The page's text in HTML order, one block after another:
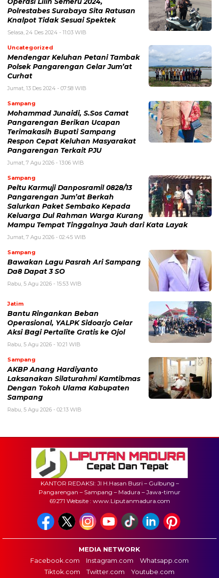
Polrestabes Surabaya Sita Ratusan
Knalpot Tidak Sesuai Spektek
Selasa, 24 Des 2024 - 11:03 WIB
Uncategorized
Mendengar Keluhan Petani Tambak
Polsek Pangarengan Gelar Jum’at
Curhat
Jumat, 13 Des 2024 - 07:58 WIB
Sampang
Mohammad Junaidi, S.Sos Camat
Pangarengan Berikan Ucapan
Terimakasih Bupati Sampang
Respon Cepat Keluhan Masyarakat
Pangarengan Terkait PJU
Jumat, 7 Agu 2026 - 13:06 WIB
Sampang
Peltu Karmuji Danposramil 0828/13
Pangarengan Jum’at Berkah
Salurkan Paket Sembako Kepada
Keluarga Dul Rahman Warga Kurang
Mampu Tempat Tinggalnya Jauh dari Kata Layak
Jumat, 7 Agu 2026 - 02:45 WIB
Sampang
Bawakan Lagu Pasrah Ari Sampang
Da8 Dapat 3 SO
Rabu, 5 Agu 2026 - 15:53 WIB
Jatim
Bantu Ringankan Beban
Operasional, YALPK Sidoarjo Gelar
Aksi Bagi Pertalite Gratis ke Ojol
Rabu, 5 Agu 2026 - 10:21 WIB
Sampang
AKBP Anang Hardiyanto
Laksanakan Silaturahmi Kamtibmas
Dengan Tokoh Ulama Kabupaten
Sampang
Rabu, 5 Agu 2026 - 02:13 WIB
KANTOR REDAKSI: Jl H.Hasan Busri – Gulbung –
Pangarengan – Sampang – Madura – Jawa-timur
69271 Website : www.Liputanmadura.com
MEDIA NETWORK
Facebook.com
Instagram.com
Whatsapp.com
Tiktok.com
Twitter.com Youtube.com